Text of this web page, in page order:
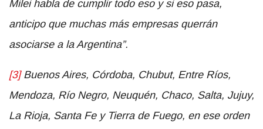
Milei habla de cumplir todo eso y si eso pasa,
anticipo que muchas más empresas querrán
asociarse a la Argentina”.
[3]Buenos Aires, Córdoba, Chubut, Entre Ríos,
Mendoza, Río Negro, Neuquén, Chaco, Salta, Jujuy,
La Rioja, Santa Fe y Tierra de Fuego, en ese orden